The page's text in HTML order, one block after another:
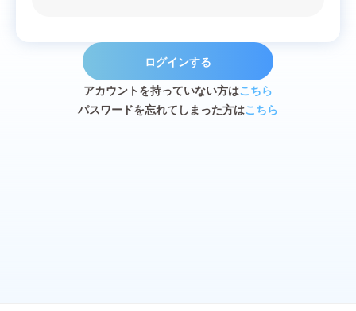
ログインする
アカウントを持っていない方はこちら
パスワードを忘れてしまった方はこちら